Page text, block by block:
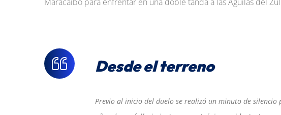
Desde el terreno
Previo al inicio del duelo se realizó un minuto de silencio